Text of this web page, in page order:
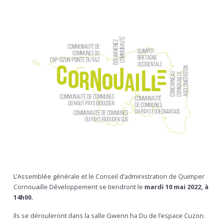
L’Assemblée générale et le Conseil d’administration de Quimper
Cornouaille Développement se tiendront le mardi 10 mai 2022, à
14h00.
Ils se dérouleront dans la salle Gwenn ha Du de l’espace Cuzon.